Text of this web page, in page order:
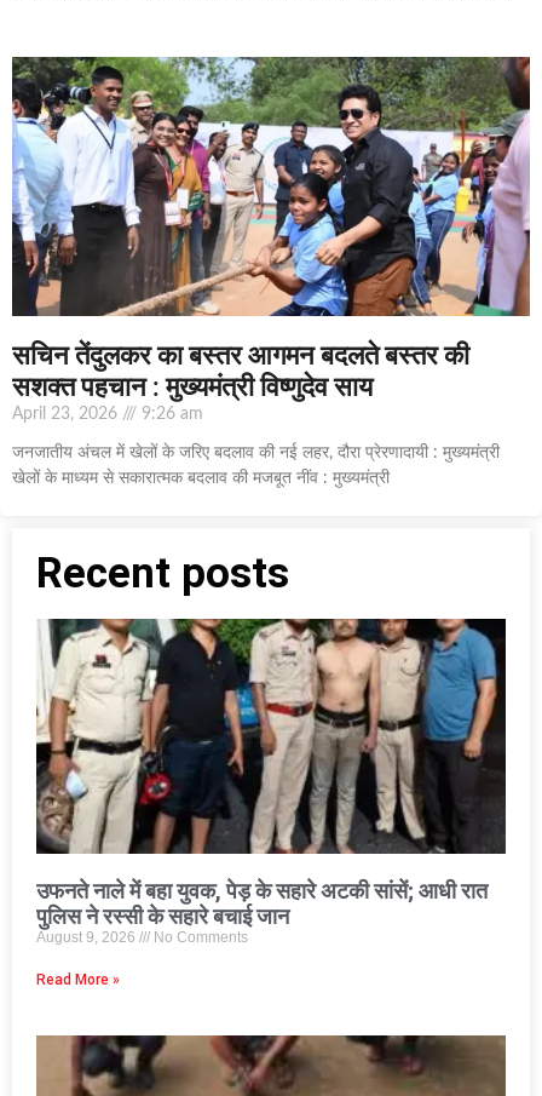
सचिन तेंदुलकर का बस्तर आगमन बदलते बस्तर की
सशक्त पहचान : मुख्यमंत्री विष्णुदेव साय
April 23, 2026 9:26 am
जनजातीय अंचल में खेलों के जरिए बदलाव की नई लहर, दौरा प्रेरणादायी : मुख्यमंत्री
खेलों के माध्यम से सकारात्मक बदलाव की मजबूत नींव : मुख्यमंत्री
Recent posts
उफनते नाले में बहा युवक, पेड़ के सहारे अटकी सांसें; आधी रात
पुलिस ने रस्सी के सहारे बचाई जान
August 9, 2026 No Comments
Read More »